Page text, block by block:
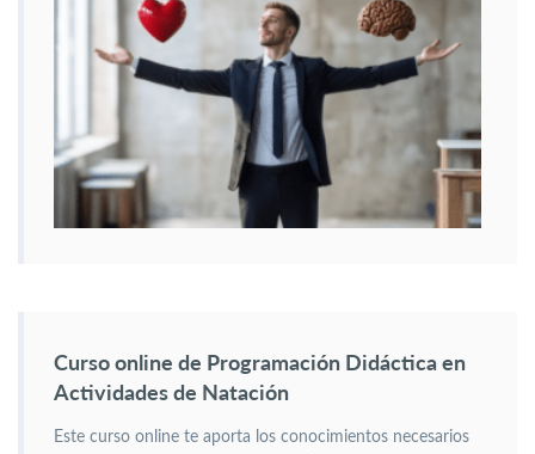
Curso online de Programación Didáctica en
Actividades de Natación
Este curso online te aporta los conocimientos necesarios